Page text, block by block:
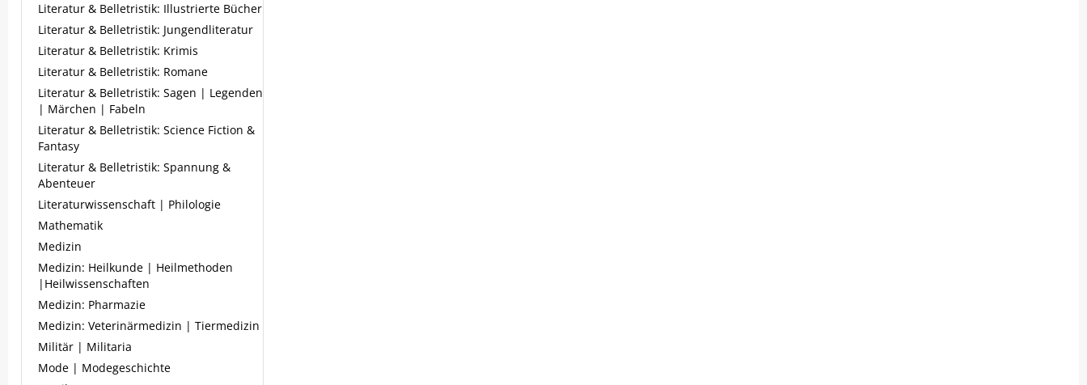
Literatur & Belletristik: Illustrierte Bücher
Literatur & Belletristik: Jungendliteratur
Literatur & Belletristik: Krimis
Literatur & Belletristik: Romane
Literatur & Belletristik: Sagen | Legenden
| Märchen | Fabeln
Literatur & Belletristik: Science Fiction &
Fantasy
Literatur & Belletristik: Spannung &
Abenteuer
Literaturwissenschaft | Philologie
Mathematik
Medizin
Medizin: Heilkunde | Heilmethoden
|Heilwissenschaften
Medizin: Pharmazie
Medizin: Veterinärmedizin | Tiermedizin
Militär | Militaria
Mode | Modegeschichte